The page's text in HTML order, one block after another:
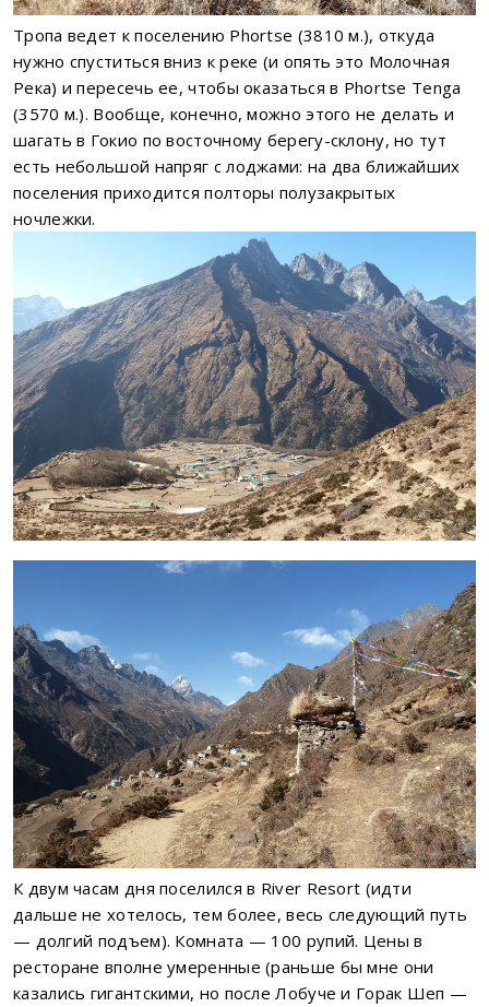
Тропа ведет к поселению Phortse (3810 м.), откуда
нужно спуститься вниз к реке (и опять это Молочная
Река) и пересечь ее, чтобы оказаться в Phortse Tenga
(3570 м.). Вообще, конечно, можно этого не делать и
шагать в Гокио по восточному берегу-склону, но тут
есть небольшой напряг с лоджами: на два ближайших
поселения приходится полторы полузакрытых
ночлежки.
К двум часам дня поселился в River Resort (идти
дальше не хотелось, тем более, весь следующий путь
— долгий подъем). Комната — 100 рупий. Цены в
ресторане вполне умеренные (раньше бы мне они
казались гигантскими, но после Лобуче и Горак Шеп —